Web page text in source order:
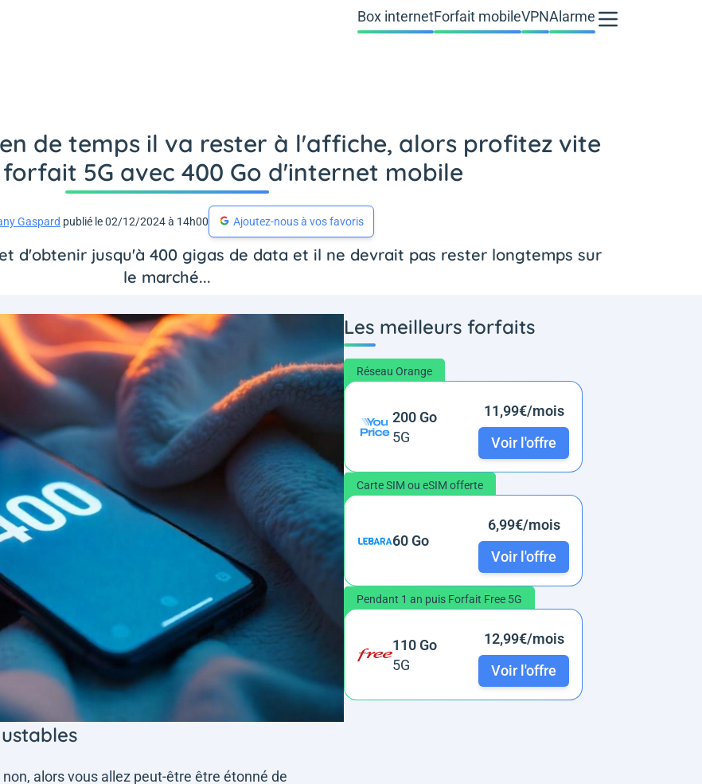
Box internetForfait mobileVPNAlarme
de temps il va rester à l'affiche, alors profitez vite
5G avec 400 Go d'internet mobile
Gaspard publié le 02/12/2024 à 14h00 Ajoutez-nous à vos favoris
d'obtenir jusqu'à 400 gigas de data et il ne devrait pas rester longtemps sur
le marché...
alors vous allez peut-être être étonné de
Les meilleurs forfaits
Réseau Orange
200 Go
5G
11,99€/mois
Voir l'offre
Carte SIM ou eSIM offerte
60 Go
6,99€/mois
Voir l'offre
Pendant 1 an puis Forfait Free 5G
110 Go
5G
12,99€/mois
Voir l'offre